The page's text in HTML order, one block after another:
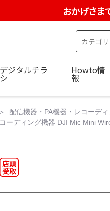
おかげさ
デジタルチラ
シ
Howto情
報
配信機器・PA機器・レコーデ
ーディング機器 DJI Mic Mini